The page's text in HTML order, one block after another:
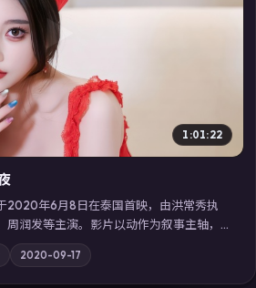
▶
1:01:22
2020年6月8日在泰国首映，由洪常秀执
润发等主演。影片以动作为叙事主轴，
时结束前做出抉择；摄影与配乐强化地域
国产免费观看高清电视剧在线看」延展检
享高清在线追剧体验。
2020-09-17